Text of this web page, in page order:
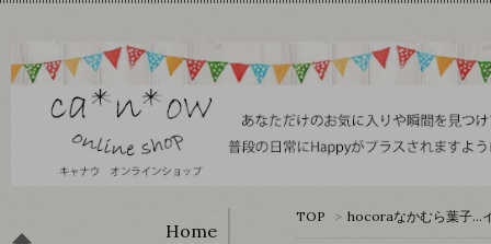
TOP > hocoraなかむら葉子…
Home